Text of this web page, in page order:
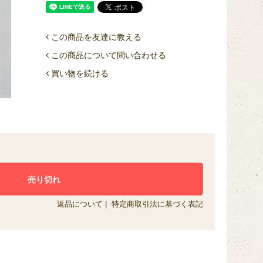
この商品を友達に教える
この商品について問い合わせる
買い物を続ける
返品について 特定商取引法に基づく表記